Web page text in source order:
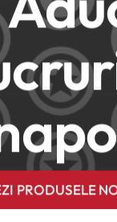
PRODUSELE